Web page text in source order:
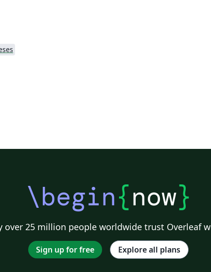
\begin{now}
over 25 million people worldwide trust Overleaf
Sign up for free Explore all plans